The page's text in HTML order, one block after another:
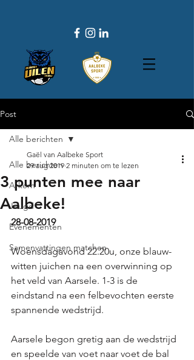
Post
Alle berichten
A-kern
Jeugd
Evenementen
Samenvattingen matchen
Alle berichten
3 punten mee naar
Aalbeke!
Gaël van Aalbeke Sport
29 aug 2019 2 minuten om te lezen
28-08-2019
Woensdagavond 22.20u, onze blauw-
witten juichen na een overwinning op
het veld van Aarsele. 1-3 is de
eindstand na een felbevochten eerste
spannende wedstrijd.
Aarsele begon gretig aan de wedstrijd
en speelde van voet naar voet de bal